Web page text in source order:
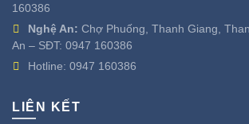
160386
Nghệ An: Chợ Phuống, Thanh Giang,
An – SĐT: 0947 160386
Hotline: 0947 160386
LIÊN KẾT